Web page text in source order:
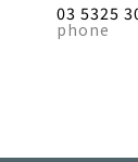
03 5325
phone